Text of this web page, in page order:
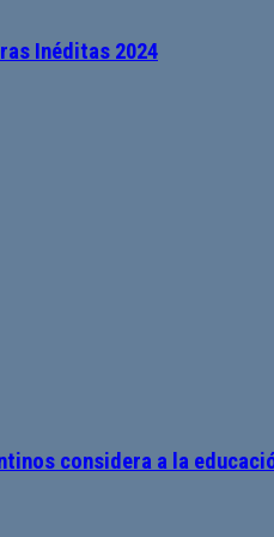
Inéditas 2024
considera a la